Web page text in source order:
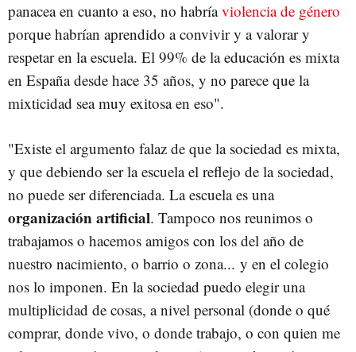
panacea en cuanto a eso, no habríaviolencia de género
porque habrían aprendido a convivir y a valorar y
respetar en la escuela. El 99% de la educación es mixta
en España desde hace 35 años, y no parece que la
mixticidad sea muy exitosa en eso".
"Existe el argumento falaz de que la sociedad es mixta,
y que debiendo ser la escuela el reflejo de la sociedad,
no puede ser diferenciada. La escuela es una
organización artificial. Tampoco nos reunimos o
trabajamos o hacemos amigos con los del año de
nuestro nacimiento, o barrio o zona... y en el colegio
nos lo imponen. En la sociedad puedo elegir una
multiplicidad de cosas, a nivel personal (donde o qué
comprar, donde vivo, o donde trabajo, o con quien me